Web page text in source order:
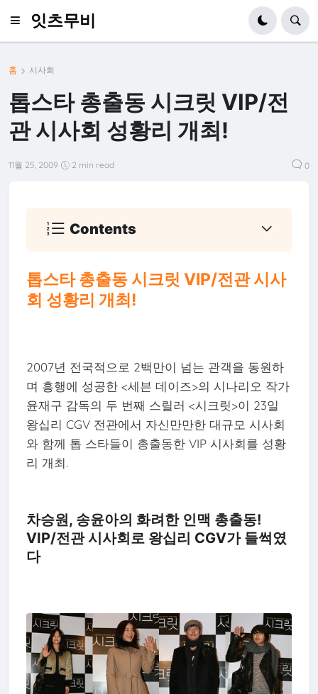
잇츠무비
홈 시사회
톱스타 총출동 시크릿 VIP/전
관 시사회 성황리 개최!
11월 25, 2009 2 min read 0
Contents
톱스타 총출동 시크릿 VIP/전관 시사
회 성황리 개최!
2007년 전국적으로 2백만이 넘는 관객을 동원하
며 흥행에 성공한 <세븐 데이즈>의 시나리오 작가
윤재구 감독의 두 번째 스릴러 <시크릿>이 23일
왕십리 CGV 전관에서 자신만만한 대규모 시사회
와 함께 톱 스타들이 총출동한 VIP 시사회를 성황
리 개최.
차승원, 송윤아의 화려한 인맥 총출동!
VIP/전관 시사회로 왕십리 CGV가 들썩였
다